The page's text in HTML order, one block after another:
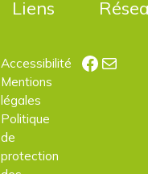
Liens
Accessibilité
Mentions
légales
Politique
de
protection
E-mail